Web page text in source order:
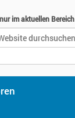
durchsuchen
nur im aktuellen Bereich